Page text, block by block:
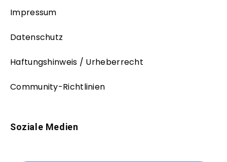
Impressum
Datenschutz
Haftungshinweis / Urheberrecht
Community-Richtlinien
Soziale Medien